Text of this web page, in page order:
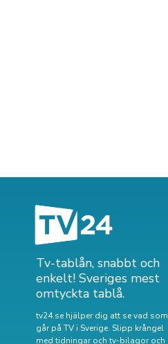
Tv-tablån, snabbt och
enkelt! Sveriges mest
omtyckta tablå.
tv24.se hjälper dig att se vad som
går på TV i Sverige. Slipp krångel
med tidningar och tv-bilagor och